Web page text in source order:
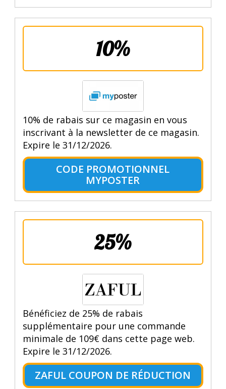
10%
10% de rabais sur ce magasin en vous
inscrivant à la newsletter de ce magasin.
Expire le 31/12/2026.
CODE PROMOTIONNEL
MYPOSTER
25%
Bénéficiez de 25% de rabais
supplémentaire pour une commande
minimale de 109€ dans cette page web.
Expire le 31/12/2026.
ZAFUL COUPON DE RÉDUCTION